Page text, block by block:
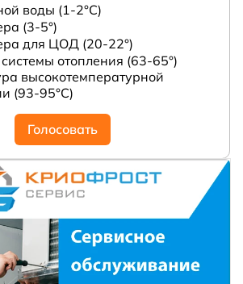
воды (1-2°С)
(3-5°)
для ЦОД (20-22°)
отопления (63-65°)
высокотемпературной
(93-95°С)
Голосовать